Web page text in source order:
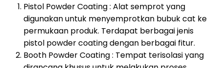
Pistol Powder Coating : Alat semprot yang
digunakan untuk menyemprotkan bubuk cat ke
permukaan produk. Terdapat berbagai jenis
pistol powder coating dengan berbagai fitur.
Booth Powder Coating : Tempat terisolasi yang